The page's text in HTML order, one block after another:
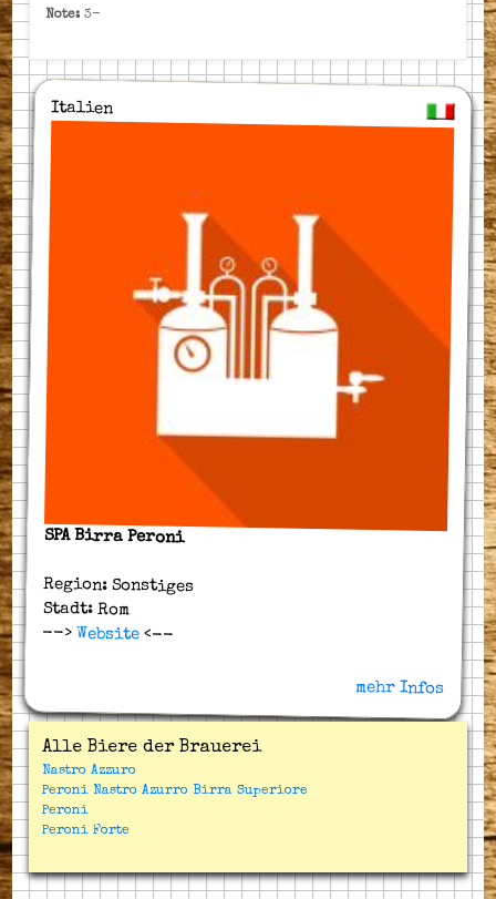
Note: 3-
Italien
SPA Birra Peroni
Region: Sonstiges
Stadt: Rom
--> Website <--
mehr Infos
Alle Biere der Brauerei
Nastro Azzuro
Peroni Nastro Azurro Birra Superiore
Peroni
Peroni Forte